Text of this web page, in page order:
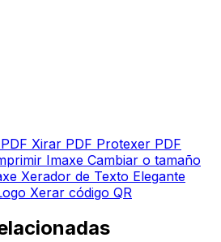
Xirar PDF Protexer PDF
Imaxe Cambiar o tamaño
Xerador de Texto Elegante
Xerar código QR